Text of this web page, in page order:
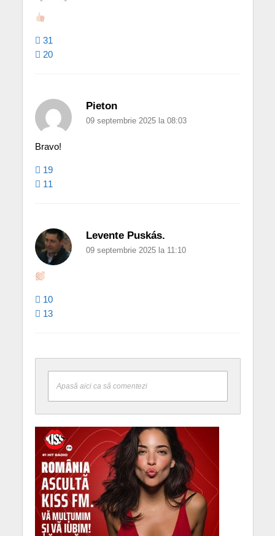
31
20
Pieton
09 septembrie 2025 la 08:03
Bravo!
19
11
Levente Puskás.
09 septembrie 2025 la 11:10
10
13
Apasă aici ca să comentezi